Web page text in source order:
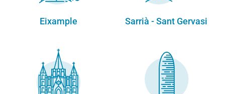
Eixample Sarrià - Sant Gervasi